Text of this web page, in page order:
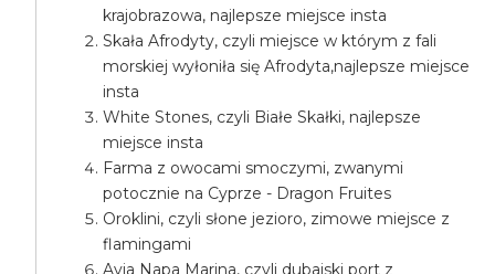
krajobrazowa, najlepsze miejsce insta
Skała Afrodyty, czyli miejsce w którym z fali
morskiej wyłoniła się Afrodyta,najlepsze miejsce
insta
White Stones, czyli Białe Skałki, najlepsze
miejsce insta
Farma z owocami smoczymi, zwanymi
potocznie na Cyprze - Dragon Fruites
Oroklini, czyli słone jezioro, zimowe miejsce z
flamingami
Ayia Napa Marina, czyli dubajski port z